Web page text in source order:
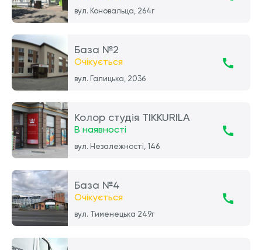
вул. Коновальца, 264г
База №2
Очікується
вул. Галицька, 203б
Колор студія TIKKURILA
В наявності
вул. Незалежності, 146
База №4
Очікується
вул. Тименецька 249г